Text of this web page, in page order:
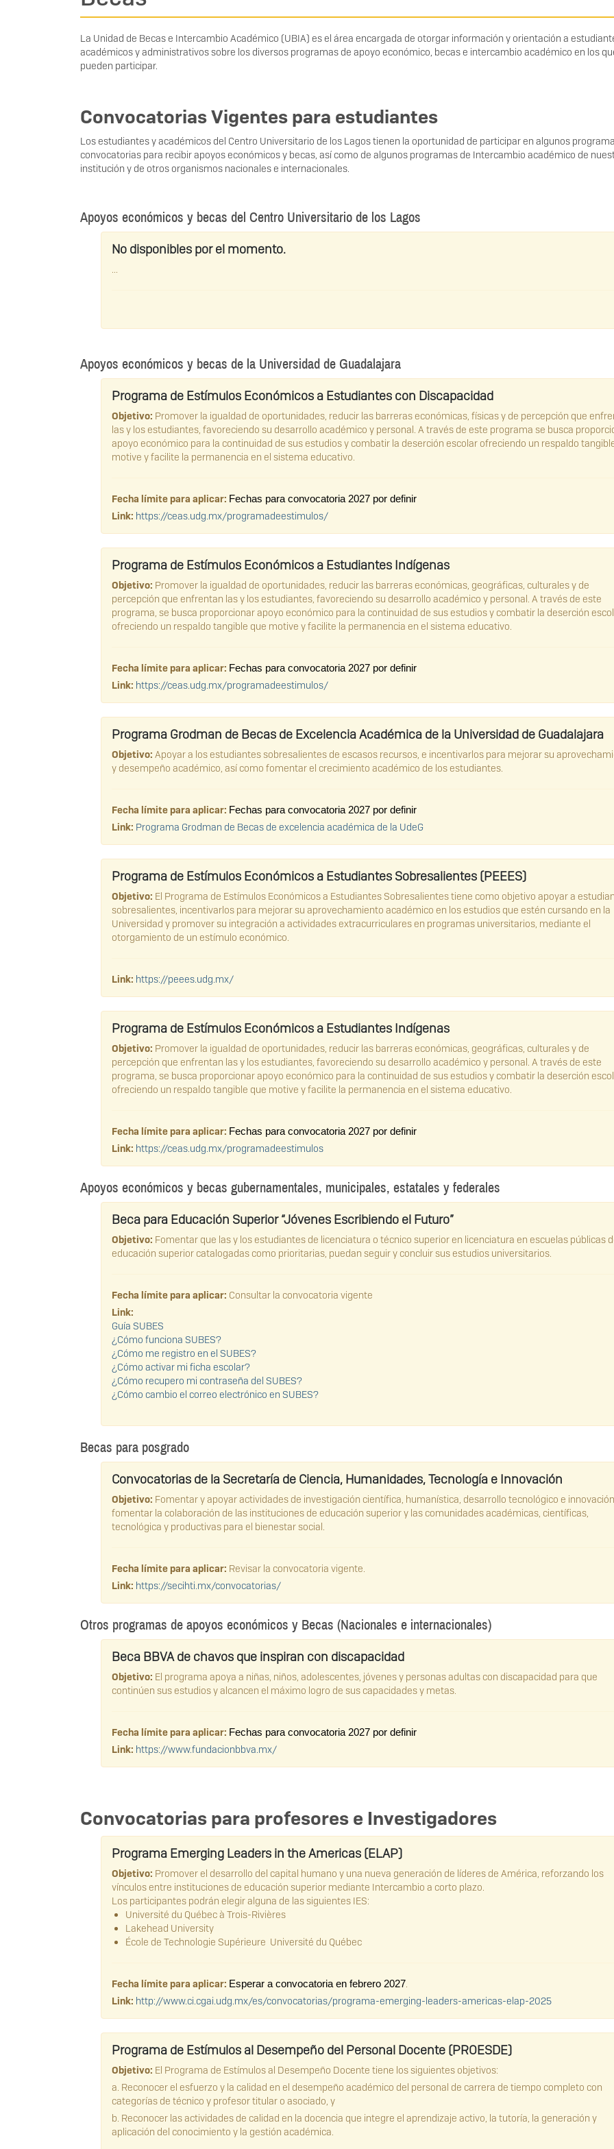
La Unidad de Becas e Intercambio Académico (UBIA) es el área encargada de otorgar información y orientación a
académicos y administrativos sobre los diversos programas de apoyo económico, becas e intercambio académico en los
pueden participar.
Convocatorias Vigentes para estudiantes
Los estudiantes y académicos del Centro Universitario de los Lagos tienen la oportunidad de participar en algunos
convocatorias para recibir apoyos económicos y becas, así como de algunos programas de Intercambio académico de
institución y de otros organismos nacionales e internacionales.
Apoyos económicos y becas del Centro Universitario de los Lagos
No disponibles por el momento.
...
Apoyos económicos y becas de la Universidad de Guadalajara
Programa de Estímulos Económicos a Estudiantes con Discapacidad
Objetivo: Promover la igualdad de oportunidades, reducir las barreras económicas, físicas y de percepción que
las y los estudiantes, favoreciendo su desarrollo académico y personal. A través de este programa se busca
apoyo económico para la continuidad de sus estudios y combatir la deserción escolar ofreciendo un respaldo
motive y facilite la permanencia en el sistema educativo.
Fecha límite para aplicar: Fechas para convocatoria 2027 por definir
Link: https://ceas.udg.mx/programadeestimulos/
Programa de Estímulos Económicos a Estudiantes Indígenas
Objetivo: Promover la igualdad de oportunidades, reducir las barreras económicas, geográficas, culturales y de
percepción que enfrentan las y los estudiantes, favoreciendo su desarrollo académico y personal. A través de este
programa, se busca proporcionar apoyo económico para la continuidad de sus estudios y combatir la deserción
ofreciendo un respaldo tangible que motive y facilite la permanencia en el sistema educativo.
Fecha límite para aplicar: Fechas para convocatoria 2027 por definir
Link: https://ceas.udg.mx/programadeestimulos/
Programa Grodman de Becas de Excelencia Académica de la Universidad de Guadalajara
Objetivo: Apoyar a los estudiantes sobresalientes de escasos recursos, e incentivarlos para mejorar su
y desempeño académico, así como fomentar el crecimiento académico de los estudiantes.
Fecha límite para aplicar: Fechas para convocatoria 2027 por definir
Link: Programa Grodman de Becas de excelencia académica de la UdeG
Programa de Estímulos Económicos a Estudiantes Sobresalientes (PEEES)
Objetivo: El Programa de Estímulos Económicos a Estudiantes Sobresalientes tiene como objetivo apoyar a
sobresalientes, incentivarlos para mejorar su aprovechamiento académico en los estudios que estén cursando en la
Universidad y promover su integración a actividades extracurriculares en programas universitarios, mediante el
otorgamiento de un estímulo económico.
Link: https://peees.udg.mx/
Programa de Estímulos Económicos a Estudiantes Indígenas
Objetivo: Promover la igualdad de oportunidades, reducir las barreras económicas, geográficas, culturales y de
percepción que enfrentan las y los estudiantes, favoreciendo su desarrollo académico y personal. A través de este
programa, se busca proporcionar apoyo económico para la continuidad de sus estudios y combatir la deserción
ofreciendo un respaldo tangible que motive y facilite la permanencia en el sistema educativo.
Fecha límite para aplicar: Fechas para convocatoria 2027 por definir
Link: https://ceas.udg.mx/programadeestimulos
Apoyos económicos y becas gubernamentales, municipales, estatales y federales
Beca para Educación Superior “Jóvenes Escribiendo el Futuro”
Objetivo: Fomentar que las y los estudiantes de licenciatura o técnico superior en licenciatura en escuelas públicas
educación superior catalogadas como prioritarias, puedan seguir y concluir sus estudios universitarios.
Fecha límite para aplicar: Consultar la convocatoria vigente
Link:
Guía SUBES
¿Cómo funciona SUBES?
¿Cómo me registro en el SUBES?
¿Cómo activar mi ficha escolar?
¿Cómo recupero mi contraseña del SUBES?
¿Cómo cambio el correo electrónico en SUBES?
Becas para posgrado
Convocatorias de la Secretaría de Ciencia, Humanidades, Tecnología e Innovación
Objetivo: Fomentar y apoyar actividades de investigación científica, humanística, desarrollo tecnológico e
fomentar la colaboración de las instituciones de educación superior y las comunidades académicas, científicas,
tecnológica y productivas para el bienestar social.
Fecha límite para aplicar: Revisar la convocatoria vigente.
Link: https://secihti.mx/convocatorias/
Otros programas de apoyos económicos y Becas (Nacionales e internacionales)
Beca BBVA de chavos que inspiran con discapacidad
Objetivo: El programa apoya a niñas, niños, adolescentes, jóvenes y personas adultas con discapacidad para que
continúen sus estudios y alcancen el máximo logro de sus capacidades y metas.
Fecha límite para aplicar: Fechas para convocatoria 2027 por definir
Link: https://www.fundacionbbva.mx/
Convocatorias para profesores e Investigadores
Programa Emerging Leaders in the Americas (ELAP)
Objetivo: Promover el desarrollo del capital humano y una nueva generación de líderes de América, reforzando los
vínculos entre instituciones de educación superior mediante Intercambio a corto plazo.
Los participantes podrán elegir alguna de las siguientes IES:
Université du Québec à Trois-Rivières
Lakehead University
École de Technologie Supérieure Université du Québec
Fecha límite para aplicar: Esperar a convocatoria en febrero 2027.
Link: http://www.ci.cgai.udg.mx/es/convocatorias/programa-emerging-leaders-americas-elap-2025
Programa de Estímulos al Desempeño del Personal Docente (PROESDE)
Objetivo: El Programa de Estímulos al Desempeño Docente tiene los siguientes objetivos:
a. Reconocer el esfuerzo y la calidad en el desempeño académico del personal de carrera de tiempo completo con
categorías de técnico y profesor titular o asociado, y
b. Reconocer las actividades de calidad en la docencia que integre el aprendizaje activo, la tutoría, la generación y
aplicación del conocimiento y la gestión académica.